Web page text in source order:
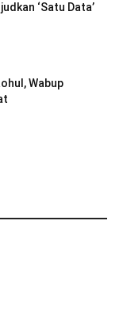
‘Satu Data’
Wabup